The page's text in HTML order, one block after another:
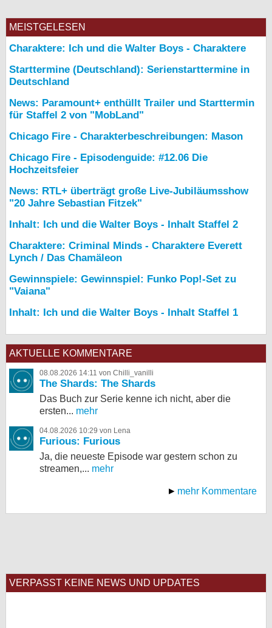
MEISTGELESEN
Charaktere: Ich und die Walter Boys - Charaktere
Starttermine (Deutschland): Serienstarttermine in
Deutschland
News: Paramount+ enthüllt Trailer und Starttermin
für Staffel 2 von "MobLand"
Chicago Fire - Charakterbeschreibungen: Mason
Chicago Fire - Episodenguide: #12.06 Die
Hochzeitsfeier
News: RTL+ überträgt große Live-Jubiläumsshow
"20 Jahre Sebastian Fitzek"
Inhalt: Ich und die Walter Boys - Inhalt Staffel 2
Charaktere: Criminal Minds - Charaktere Everett
Lynch / Das Chamäleon
Gewinnspiele: Gewinnspiel: Funko Pop!-Set zu
"Vaiana"
Inhalt: Ich und die Walter Boys - Inhalt Staffel 1
AKTUELLE KOMMENTARE
08.08.2026 14:11 von Chilli_vanilli
The Shards: The Shards
Das Buch zur Serie kenne ich nicht, aber die
ersten... mehr
04.08.2026 10:29 von Lena
Furious: Furious
Ja, die neueste Episode war gestern schon zu
streamen,... mehr
mehr Kommentare
VERPASST KEINE NEWS UND UPDATES